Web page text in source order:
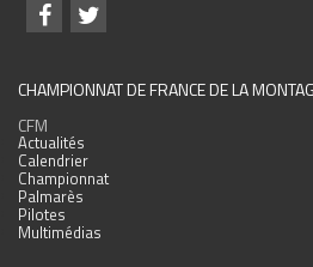
CHAMPIONNAT DE FRANCE DE LA
CFM
Actualités
Calendrier
Championnat
Palmarès
Pilotes
Multimédias